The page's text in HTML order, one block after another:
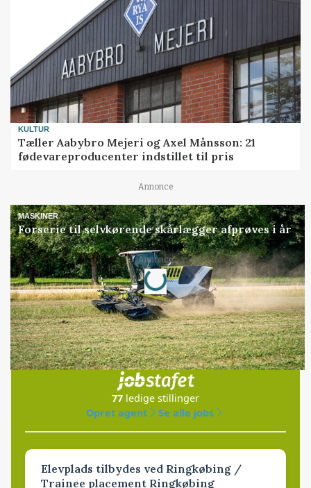
KULTUR
Tæller Aabybro Mejeri og Axel Månsson: 21
fødevareproducenter indstillet til pris
Annonce
MASKINER
Forserie til selvkørende skårlægger afprøves i år
Annonce
Loading...
Jobs
i samarbejde med
77 ledige stillinger
Opret agent
Se alle jobs
Elevplads tilbydes ved Ringkøbing /
Trainee placement Ringkøbing